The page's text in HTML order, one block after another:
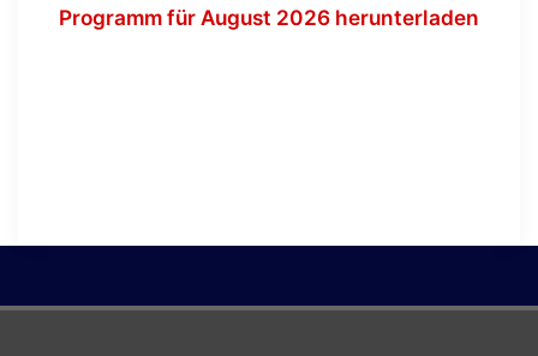
Programm für August 2026 herunterladen